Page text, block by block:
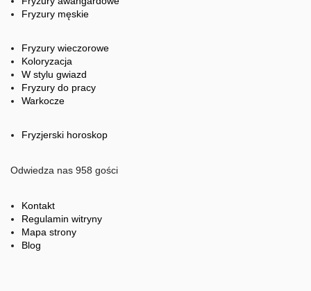
Fryzury męskie
Fryzury wieczorowe
Koloryzacja
W stylu gwiazd
Fryzury do pracy
Warkocze
Fryzjerski horoskop
Odwiedza nas 958 gości
Kontakt
Regulamin witryny
Mapa strony
Blog